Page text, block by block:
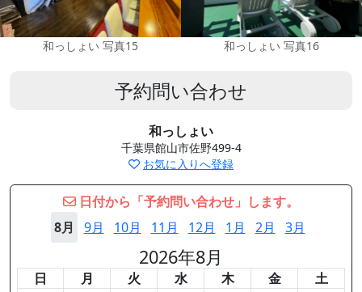
和っしょい 写真15 和っしょい 写真16
予約問い合わせ
和っしょい
千葉県館山市佐野499-4
お気に入りへ登録
日付から「予約問い合わせ」します。
8月
9月 10月 11月 12月 1月 2月 3月
2026年8月
日 月 火 水 木 金
土